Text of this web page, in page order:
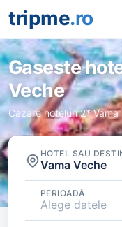
tripme.ro
Gaseste
Veche
Cazare hoteluri 2*
HOTEL SAU
Vama Veche
PERIOADĂ
Alege datele